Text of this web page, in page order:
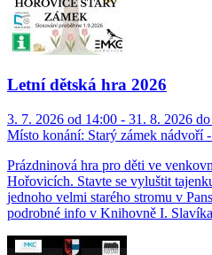
Letní dětská hra 2026
3. 7. 2026 od 14:00 - 31. 8. 2026
Místo konání: Starý zámek nádvoří
Prázdninová hra pro děti ve
Hořovicích. Stavte se vyluštit
jednoho velmi starého stromu v
podrobné info v Knihovně I.